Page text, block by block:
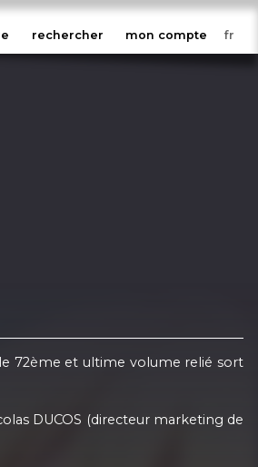
rechercher mon compte
72ème et ultime volume relié sort
DUCOS (directeur marketing de